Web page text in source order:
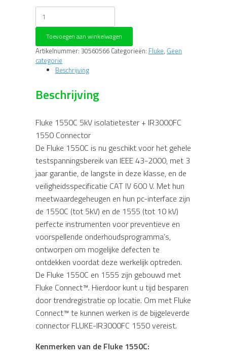
Fluke-
1550C
FC
Isolatieweerstandtester
5kV
met
Fluke
tas
Toevoegen aan winkelwagen
Artikelnummer: 30560566 Categorieën: Fluke, Geen
categorie
Beschrijving
Beschrijving
Fluke 1550C 5kV isolatietester + IR3000FC
1550 Connector
De Fluke 1550C is nu geschikt voor het gehele
testspanningsbereik van IEEE 43-2000, met 3
jaar garantie, de langste in deze klasse, en de
veiligheidsspecificatie CAT IV 600 V. Met hun
meetwaardegeheugen en hun pc-interface zijn
de 1550C (tot 5kV) en de 1555 (tot 10 kV)
perfecte instrumenten voor preventieve en
voorspellende onderhoudsprogramma’s,
ontworpen om mogelijke defecten te
ontdekken voordat deze werkelijk optreden.
De Fluke 1550C en 1555 zijn gebouwd met
Fluke Connect™. Hierdoor kunt u tijd besparen
door trendregistratie op locatie. Om met Fluke
Connect™ te kunnen werken is de bijgeleverde
connector FLUKE-IR3000FC 1550 vereist.
Kenmerken van de Fluke 1550C: